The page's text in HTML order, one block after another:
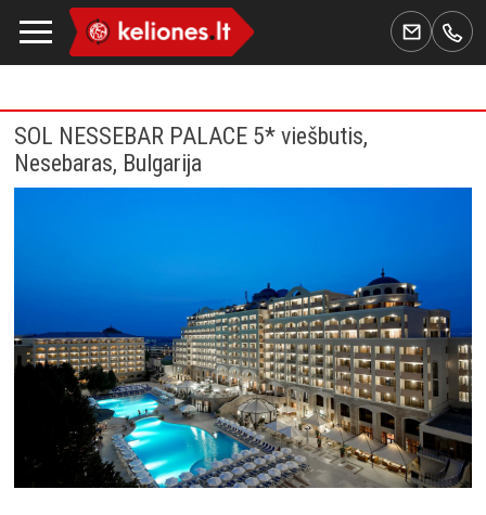
SOL NESSEBAR PALACE 5* viešbutis,
Nesebaras, Bulgarija